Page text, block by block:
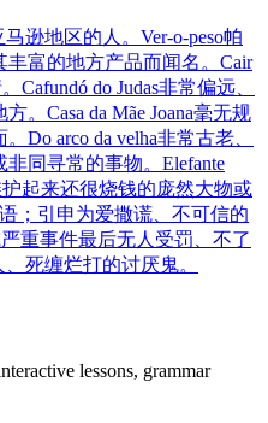
逊地区的人。 Ver-o-peso帕
富的地方产品而闻名。 Cair
Cafundó do Judas非常偏远、
。 Casa da Mãe Joana毫无规
Do arco da velha非常古老、
同寻常的事物。 Elefante
起来还很烧钱的庞然大物或
；引申为爱撒谎、不可信的
重事件最后无人受罚、不了
死缠烂打的讨厌鬼。
lessons, grammar